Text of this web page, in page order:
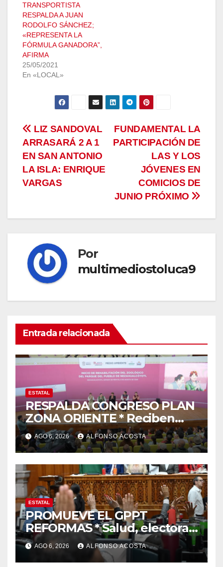
TRANSPORTISTA
RESPALDA A JUAN
RODOLFO SÁNCHEZ;
«REPRESENTA LA
FÓRMULA GANADORA”,
AFIRMA
25/05/2021
En «LOCAL»
Navegación
de
entradas
FUNDAMENTAL LA
PARTICIPACIÓN DE
LAS Y LOS
JÓVENES EN
COMICIOS DE
JUNIO PRÓXIMO
LIZ SANDOVAL
ARRASARÁ 2 A 1
EN SAN ANTONIO
LA ISLA: ENRIQUE
VARGAS
Por
multimediostoluca9
Entrada relacionada
ESTATAL
RESPALDA CONGRESO PLAN
ZONA ORIENTE * Reciben
reconocimiento de la
gobernadora Delfina Gómez
AGO 6, 2026 ALFONSO ACOSTA
ESTATAL
PROMUEVE EL GPPT
REFORMAS * Salud, electoral
y justicia, de las principales
AGO 6, 2026 ALFONSO ACOSTA